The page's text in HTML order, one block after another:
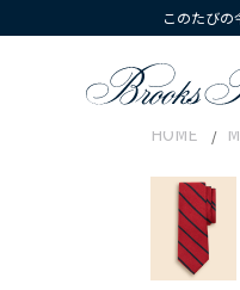
このたび
HOME